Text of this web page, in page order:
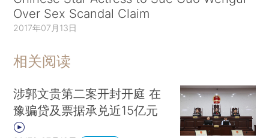
Over Sex Scandal Claim
2017年07月13日
相关阅读
涉郭文贵第二案开封开庭 在
豫骗贷及票据承兑近15亿元